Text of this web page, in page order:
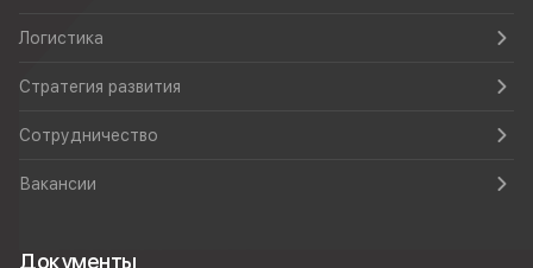
Логистика
Стратегия развития
Сотрудничество
Вакансии
Документы